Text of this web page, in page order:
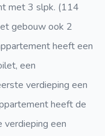
met 3 slpk. (114
gebouw ook 2
heeft een
een
verdieping een
heeft de
verdieping een